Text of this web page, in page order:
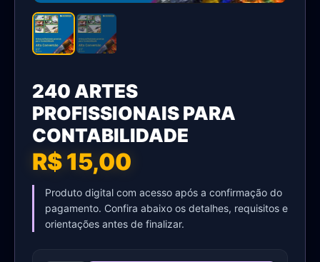
240 ARTES
PROFISSIONAIS PARA
CONTABILIDADE
R$ 15,00
Produto digital com acesso após a confirmação do
pagamento. Confira abaixo os detalhes, requisitos e
orientações antes de finalizar.